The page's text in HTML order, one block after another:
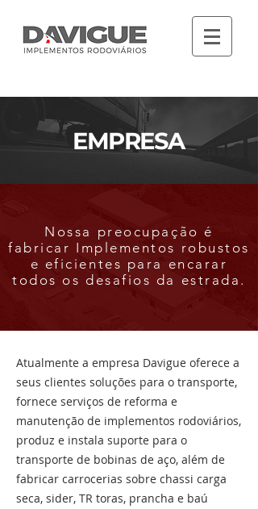
EMPRESA
Nossa preocupação é
fabricar Implementos robustos
e eficientes para encarar
todos os desafios da estrada.
Atualmente a empresa Davigue oferece a
seus clientes soluções para o transporte,
fornece serviços de reforma e
manutenção de implementos rodoviários,
produz e instala suporte para o
transporte de bobinas de aço, além de
fabricar carrocerias sobre chassi carga
seca, sider, TR toras, prancha e baú